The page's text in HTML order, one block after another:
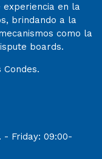
experiencia en la
brindando a la
como la
boards.
Condes.
- Friday: 09:00-